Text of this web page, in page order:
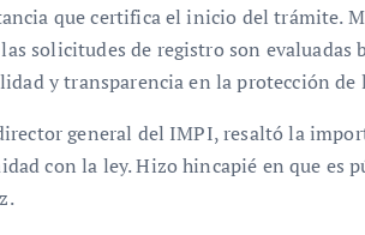
que certifica el inicio del trámite.
solicitudes de registro son
y transparencia en la protección
general del IMPI, resaltó la
con la ley. Hizo hincapié en que es